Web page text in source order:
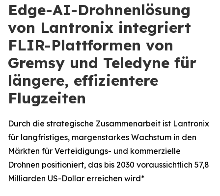
Edge-AI-Drohnenlösung
von Lantronix integriert
FLIR-Plattformen von
Gremsy und Teledyne für
längere, effizientere
Flugzeiten
Durch die strategische Zusammenarbeit ist Lantronix
für langfristiges, margenstarkes Wachstum in den
Märkten für Verteidigungs- und kommerzielle
Drohnen positioniert, das bis 2030 voraussichtlich 57,8
Milliarden US-Dollar erreichen wird*